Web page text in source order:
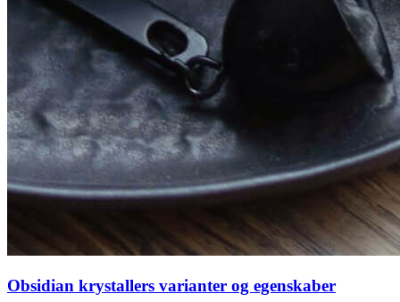
Obsidian krystallers varianter og egenskaber